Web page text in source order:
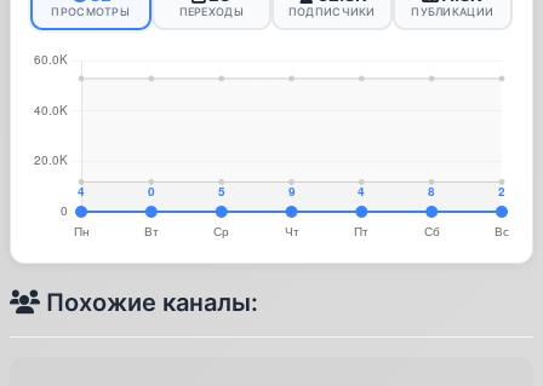
ПРОСМОТРЫ ПЕРЕХОДЫ ПОДПИСЧИКИ ПУБЛИКАЦИИ
Похожие каналы: